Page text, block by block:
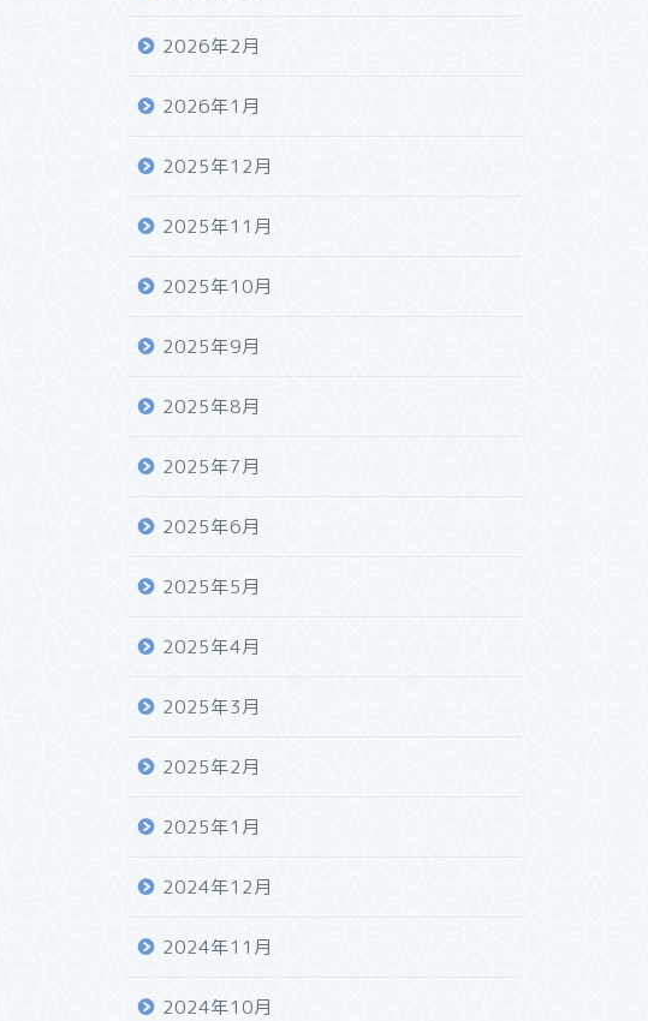
2026年2月
2026年1月
2025年12月
2025年11月
2025年10月
2025年9月
2025年8月
2025年7月
2025年6月
2025年5月
2025年4月
2025年3月
2025年2月
2025年1月
2024年12月
2024年11月
2024年10月